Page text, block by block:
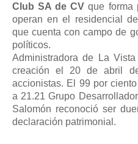
Club SA de CVque forma
operan en el residencial
que cuenta con campo de
políticos.
Administradora de La
creación el 20 de abril
accionistas. El 99 por
a 21.21 Grupo
Salomón reconoció ser
declaración patrimonial.